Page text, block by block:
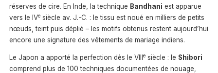
réserves de cire. En Inde, la technique Bandhani est apparue
vers le IVesiècle av. J.-C. : le tissu est noué en milliers de petits
nœuds, teint puis déplié – les motifs obtenus restent aujourd’hui
encore une signature des vêtements de mariage indiens.
Le Japon a apporté la perfection dès le VIII esiècle : le Shibori
comprend plus de 100 techniques documentées de nouage,